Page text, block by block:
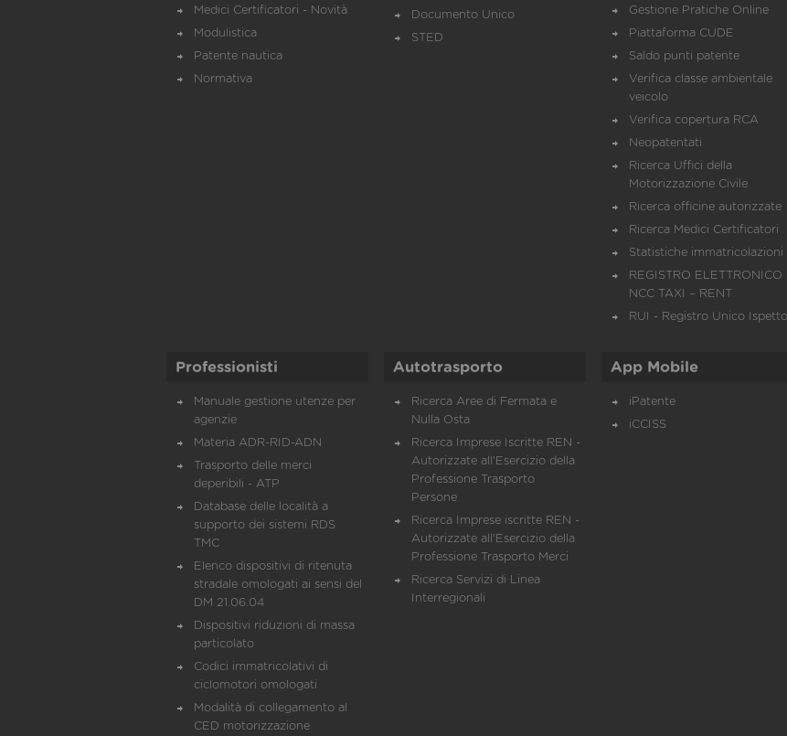
Medici Certificatori - Novità
Modulistica
Patente nautica
Normativa
Documento Unico
STED
Gestione Pratiche Online
Piattaforma CUDE
Saldo punti patente
Verifica classe ambientale
veicolo
Verifica copertura RCA
Neopatentati
Ricerca Uffici della
Motorizzazione Civile
Ricerca officine autorizzate
Ricerca Medici Certificatori
Statistiche immatricolazioni
REGISTRO ELETTRONICO
NCC TAXI – RENT
RUI - Registro Unico
Professionisti
Manuale gestione utenze per
agenzie
Materia ADR-RID-ADN
Trasporto delle merci
deperibili - ATP
Database delle località a
supporto dei sistemi RDS
TMC
Elenco dispositivi di ritenuta
stradale omologati ai sensi del
DM 21.06.04
Dispositivi riduzioni di massa
particolato
Codici immatricolativi di
ciclomotori omologati
Modalità di collegamento al
CED motorizzazione
Autotrasporto
Ricerca Aree di Fermata e
Nulla Osta
Ricerca Imprese Iscritte REN -
Autorizzate all'Esercizio della
Professione Trasporto
Persone
Ricerca Imprese iscritte REN -
Autorizzate all'Esercizio della
Professione Trasporto Merci
Ricerca Servizi di Linea
Interregionali
App Mobile
iPatente
iCCISS